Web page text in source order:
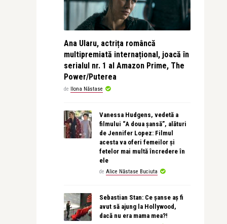
Ana Ularu, actrița româncă
multipremiată internațional, joacă în
serialul nr. 1 al Amazon Prime, The
Power/Puterea
de Ilona Năstase
Vanessa Hudgens, vedetă a
filmului “A doua șansă”, alături
de Jennifer Lopez: Filmul
acesta va oferi femeilor și
fetelor mai multă încredere în
ele
de Alice Năstase Buciuta
Sebastian Stan: Ce șanse aș fi
avut să ajung la Hollywood,
dacă nu era mama mea?!